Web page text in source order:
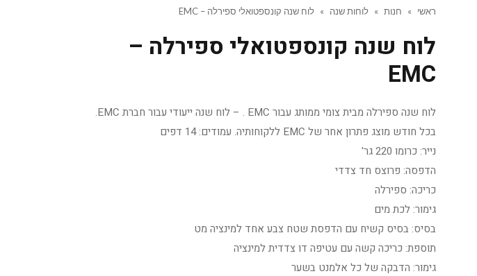
ראשי » חנות » לוחות שנה » לוח שנה קונספטואלי ספירלה – EMC
לוח שנה קונספטואלי ספירלה –
EMC
לוח שנה ספירלה מבית צומי ממותג עבור EMC . – לוח שנה ייעודי עבור חברת EMC.
בכל חודש מוצג פתרון אחר של EMC ללקוחותיה. עמודים: 14 דפים
נייר: כרומו 220 גר'
הדפסה: פרוצס חד צדדי
כריכה: ספירלה
גימור: לכת מים
בסיס: בסיס קשיח עם הדפסת שטח צבע אחד למינציה מט
תוספת: כריכה קשה עם עטיפה דו צדדית למינציה
גימור: הדבקה של כל אלמנט בשער